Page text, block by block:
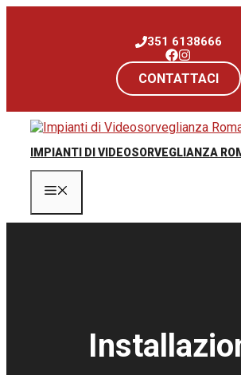
351 6138666
CONTATTACI
IMPIANTI DI VIDEOSORVEGLIANZA